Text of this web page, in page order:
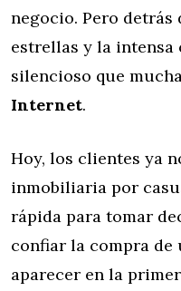
negocio. Pero detrás
estrellas y la intensa
silencioso que
Internet.
Hoy, los clientes ya
inmobiliaria por
rápida para tomar
confiar la compra de
aparecer en la